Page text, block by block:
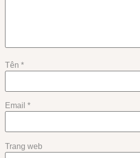
Tên *
Email *
Trang web